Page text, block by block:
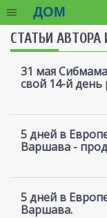
ДОМ
СТАТЬИ АВТОРА
31 мая
свой 14-й
5 дней в
Варшава -
5 дней в
Варшава.